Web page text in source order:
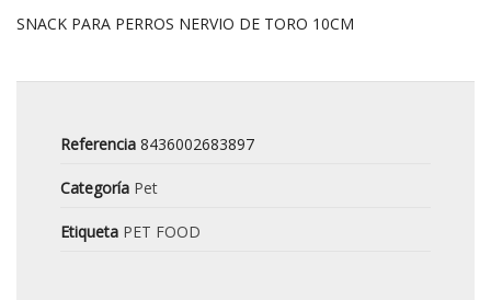
SNACK PARA PERROS NERVIO DE TORO 10CM
Referencia 8436002683897
Categoría Pet
Etiqueta PET FOOD